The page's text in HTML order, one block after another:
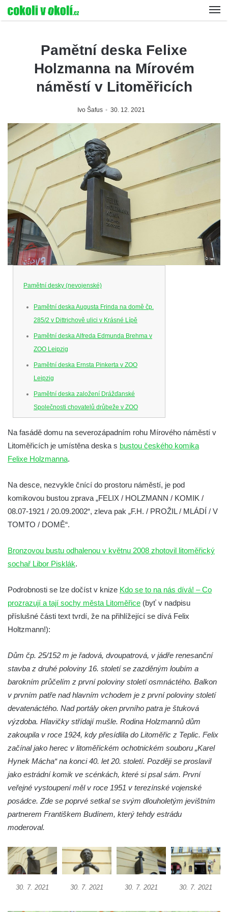
Pamětní deska Felixe
Holzmanna na Mírovém
náměstí v Litoměřicích
Ivo Šafus 30. 12. 2021
Pamětní desky (nevojenské)
Pamětní deska Augusta Frinda na domě čp.
285/2 v Dittrichově ulici v Krásné Lípě
Pamětní deska Alfreda Edmunda Brehma v
ZOO Leipzig
Pamětní deska Ernsta Pinkerta v ZOO
Leipzig
Pamětní deska založení Drážďanské
Společnosti chovatelů drůbeže v ZOO
Dresden
Pamětní deska Josefa Hory na jeho rodném
domě v Dobříni
Pamětní deska Emmanuela Karsche na
Česká pamětní deska Johanna Wolfganga
von Goethe na hradě Hasištejn
Německá pamětní deska Johanna
Pamětní deska Ondřeje Hese severně od
Mezné
Seingalt na zámeckém nádvoří v Duchcově
Mikovce na domě čp. 181 ve Sloupu v
Čechách
Pamětní deska Josefa Jaroslava Kaliny na
domě čp. 109 v Kalinově ulici v Novém
Boru
Pamětní deska Václava Františka
Červeného na domě ve Starodubečské ulici
v Praze Dubeč
Pamětní deska Josefa Mühlbergera na
křižovatce Školní a Horské ulice v Trutnově
Pamětní deska Walthera Hensela na vile
Teplicích
Pamětní deska Ludwiga van Beethovena
Na fasádě domu na severozápadním rohu Mírového náměstí v
Litoměřicích je umístěna deska s bustou českého komika
Felixe Holzmanna.
Na desce, nezvykle čnící do prostoru náměstí, je pod
komikovou bustou zprava „FELIX / HOLZMANN / KOMIK /
08.07-1921 / 20.09.2002“, zleva pak „F.H. / PROŽIL / MLÁDÍ / V
TOMTO / DOMĚ“.
Bronzovou bustu odhalenou v květnu 2008 zhotovil litoměřický
sochař Libor Pisklák.
Podrobnosti se lze dočíst v knize Kdo se to na nás dívá! – Co
prozrazují a tají sochy města Litoměřice (byť v nadpisu
příslušné části text tvrdí, že na přihlížející se dívá Felix
Holtzmann!):
Dům čp. 25/152 m je řadová, dvoupatrová, v jádře renesanční
stavba z druhé poloviny 16. století se zazděným loubím a
barokním průčelím z první poloviny století osmnáctého. Balkon
v prvním patře nad hlavním vchodem je z první poloviny století
devatenáctého. Nad portály oken prvního patra je štuková
výzdoba. Hlavičky střídají mušle. Rodina Holzmannů dům
zakoupila v roce 1924, kdy přesídlila do Litoměřic z Teplic. Felix
začínal jako herec v litoměřickém ochotnickém souboru „Karel
Hynek Mácha“ na konci 40. let 20. století. Později se proslavil
jako estrádní komik ve scénkách, které si psal sám. První
veřejné vystoupení měl v roce 1951 v terezínské vojenské
posádce. Zde se poprvé setkal se svým dlouholetým jevištním
partnerem Františkem Budínem, který tehdy estrádu
moderoval.
30. 7. 2021 30. 7. 2021 30. 7. 2021 30. 7. 2021